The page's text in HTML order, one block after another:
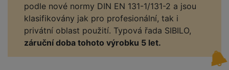
podle nové normy DIN EN 131-1/131-2 a jsou
klasifikovány jak pro profesionální, tak i
privátní oblast použití. Typová řada SIBILO,
záruční doba tohoto výrobku 5 let.